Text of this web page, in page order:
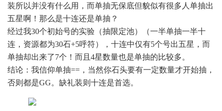
装所以并没有什么用，而单抽无保底但貌似有很多人单抽出
五星啊！那么是十连还是单抽？
经过我30个初始号的实验（抽限定池）（一半单抽一半十
连，资源都为30石+5呼符），十连中仅有5个号出五星，而
单抽却出来了7个！而且4星数量也是单抽的比较多。
结论：我信仰单抽==，当然你石头要有一定数量才开始抽，
否则都是GG。缺礼装则十连是首选。